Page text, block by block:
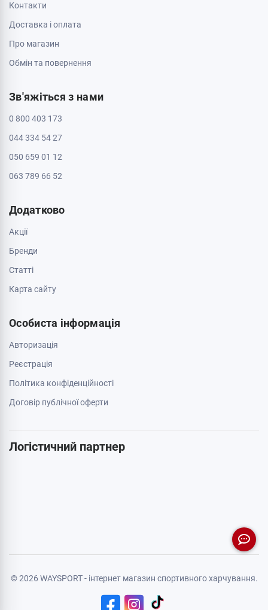
Контакти
Доставка і оплата
Про магазин
Обмін та повернення
Зв'яжіться з нами
0 800 403 173
044 334 54 27
050 659 01 12
063 789 66 52
Додатково
Акції
Бренди
Cтатті
Карта сайту
Особиста інформація
Авторизація
Реєстрація
Політика конфіденційності
Договір публічної оферти
Логістичний партнер
© 2026 WAYSPORT - інтернет магазин спортивного харчування.